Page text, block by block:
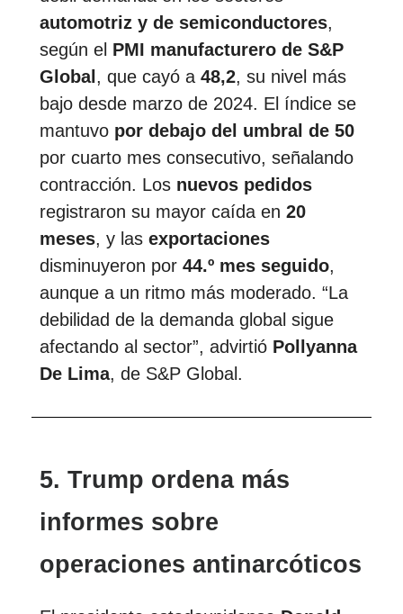
automotriz y de semiconductores,
según el PMI manufacturero de S&P
Global , que cayó a 48,2, su nivel más
bajo desde marzo de 2024. El índice se
mantuvo por debajo del umbral de 50
por cuarto mes consecutivo, señalando
contracción. Los nuevos pedidos
registraron su mayor caída en 20
meses, y las exportaciones
disminuyeron por 44.º mes seguido,
aunque a un ritmo más moderado. “La
debilidad de la demanda global sigue
afectando al sector”, advirtió Pollyanna
De Lima, de S&P Global.
5. Trump ordena más
informes sobre
operaciones antinarcóticos